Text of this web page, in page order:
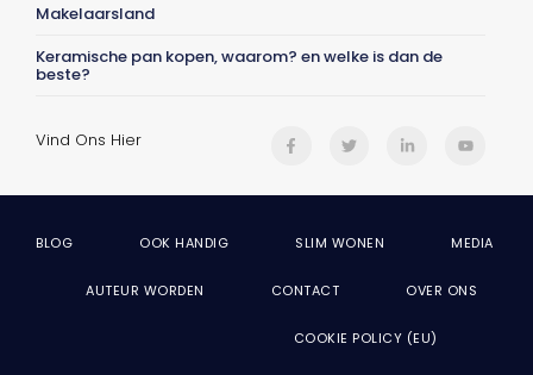
Makelaarsland
Keramische pan kopen, waarom? en welke is dan de
beste?
Vind Ons Hier
BLOG OOK HANDIG SLIM WONEN MEDIA
AUTEUR WORDEN CONTACT OVER ONS
COOKIE POLICY (EU)